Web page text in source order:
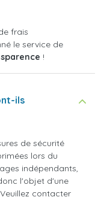
frais
le service de
!
ils
de sécurité
lors du
indépendants,
l'objet d'une
contacter